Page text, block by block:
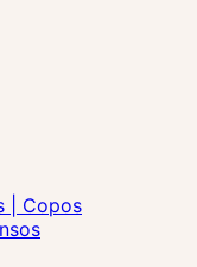
| Copos